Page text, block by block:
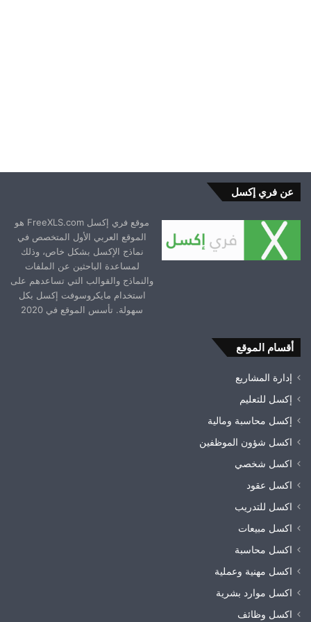
عن فري إكسل
موقع فري إكسل FreeXLS.com هو
الموقع العربي الأول المتخصص في
نماذج الإكسل بشكل خاص، وذلك
لمساعدة الباحثين عن الملفات
والنماذج والقوالب التي تساعدهم على
استخدام مايكروسوفت إكسل بكل
سهولة. تأسس الموقع في 2020
أقسام الموقع
إدارة المشاريع
إكسل للتعليم
إكسل محاسبة ومالية
اكسل شؤون الموظفين
اكسل شخصي
اكسل عقود
اكسل للتدريب
اكسل مبيعات
اكسل محاسبة
اكسل مهنية وعملية
اكسل موارد بشرية
اكسل وظائف